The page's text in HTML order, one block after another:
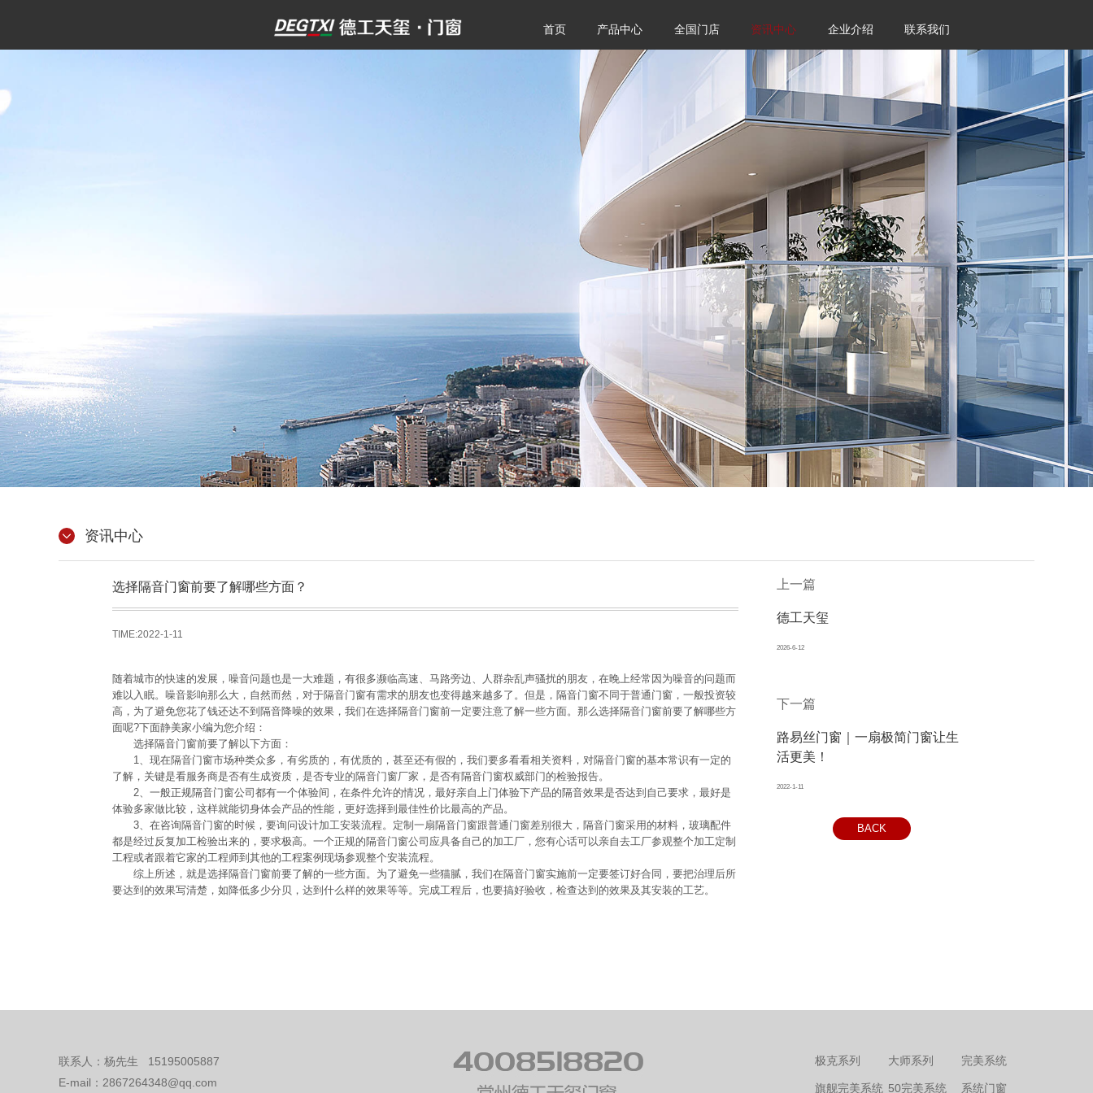
首页 产品中心 全国门店 资讯中心 企业介绍 联系我们
资讯中心
选择隔音门窗前要了解哪些方面？
TIME:2022-1-11
随着城市的快速的发展，噪音问题也是一大难题，有很多濒临高速、马路旁边、人群杂乱声骚扰的朋友，在晚上经常因为噪音的问题而
难以入眠。噪音影响那么大，自然而然，对于隔音门窗有需求的朋友也变得越来越多了。但是，隔音门窗不同于普通门窗，一般投资较
高，为了避免您花了钱还达不到隔音降噪的效果，我们在选择隔音门窗前一定要注意了解一些方面。那么选择隔音门窗前要了解哪些方
面呢?下面静美家小编为您介绍：
选择隔音门窗前要了解以下方面：
1、现在隔音门窗市场种类众多，有劣质的，有优质的，甚至还有假的，我们要多看看相关资料，对隔音门窗的基本常识有一定的
了解，关键是看服务商是否有生成资质，是否专业的隔音门窗厂家，是否有隔音门窗权威部门的检验报告。
2、一般正规隔音门窗公司都有一个体验间，在条件允许的情况，最好亲自上门体验下产品的隔音效果是否达到自己要求，最好是
体验多家做比较，这样就能切身体会产品的性能，更好选择到最佳性价比最高的产品。
3、在咨询隔音门窗的时候，要询问设计加工安装流程。定制一扇隔音门窗跟普通门窗差别很大，隔音门窗采用的材料，玻璃配件
都是经过反复加工检验出来的，要求极高。一个正规的隔音门窗公司应具备自己的加工厂，您有心话可以亲自去工厂参观整个加工定制
工程或者跟着它家的工程师到其他的工程案例现场参观整个安装流程。
综上所述，就是选择隔音门窗前要了解的一些方面。为了避免一些猫腻，我们在隔音门窗实施前一定要签订好合同，要把治理后所
要达到的效果写清楚，如降低多少分贝，达到什么样的效果等等。完成工程后，也要搞好验收，检查达到的效果及其安装的工艺。
上一篇
德工天玺
2026-6-12
下一篇
路易丝门窗｜一扇极简门窗让生
活更美！
2022-1-11
BACK
联系人：杨先生 15195005887
E-mail：2867264348@qq.com
极克系列 大师系列 完美系统
旗舰完美系统 50完美系统 系统门窗